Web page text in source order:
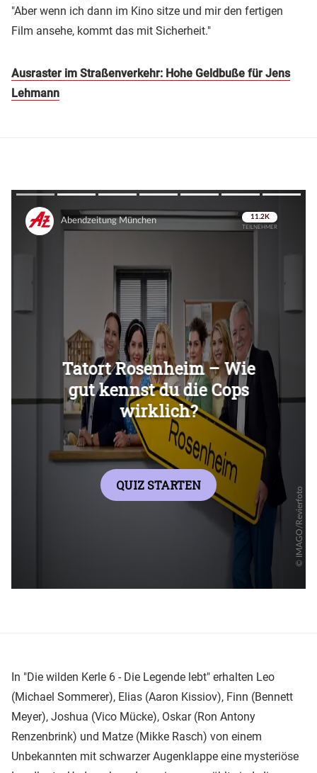
"Aber wenn ich dann im Kino sitze und mir den fertigen
Film ansehe, kommt das mit Sicherheit."
Ausraster im Straßenverkehr: Hohe Geldbuße für Jens
Lehmann
Überspringen
Überspringen
In "Die wilden Kerle 6 - Die Legende lebt" erhalten Leo
(Michael Sommerer), Elias (Aaron Kissiov), Finn (Bennett
Meyer), Joshua (Vico Mücke), Oskar (Ron Antony
Renzenbrink) und Matze (Mikke Rasch) von einem
Unbekannten mit schwarzer Augenklappe eine mysteriöse